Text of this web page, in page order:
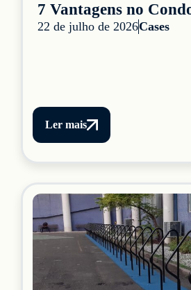
7 Vantagens no
22 de julho de 2026Cases
Ler mais